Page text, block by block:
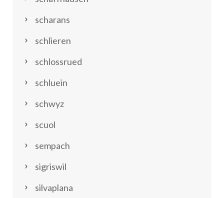
scharans
schlieren
schlossrued
schluein
schwyz
scuol
sempach
sigriswil
silvaplana